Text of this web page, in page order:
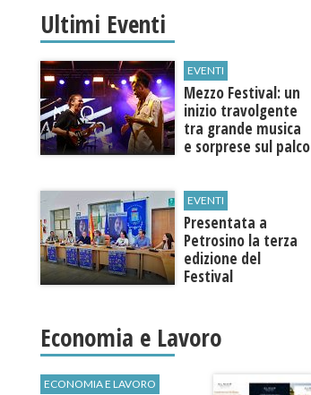
Ultimi Eventi
EVENTI
Mezzo Festival: un
inizio travolgente
tra grande musica
e sorprese sul palco
EVENTI
Presentata a
Petrosino la terza
edizione del
Festival
"Voci dal
Mediterraneo"
Economia e Lavoro
ECONOMIA E LAVORO